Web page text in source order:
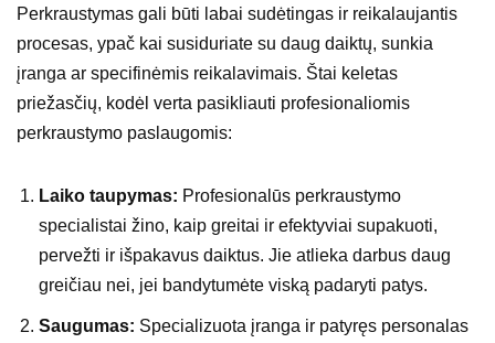
Perkraustymas gali būti labai sudėtingas ir reikalaujantis
procesas, ypač kai susiduriate su daug daiktų, sunkia
įranga ar specifinėmis reikalavimais. Štai keletas
priežasčių, kodėl verta pasikliauti profesionaliomis
perkraustymo paslaugomis:
Laiko taupymas: Profesionalūs perkraustymo
specialistai žino, kaip greitai ir efektyviai supakuoti,
pervežti ir išpakavus daiktus. Jie atlieka darbus daug
greičiau nei, jei bandytumėte viską padaryti patys.
Saugumas: Specializuota įranga ir patyręs personalas